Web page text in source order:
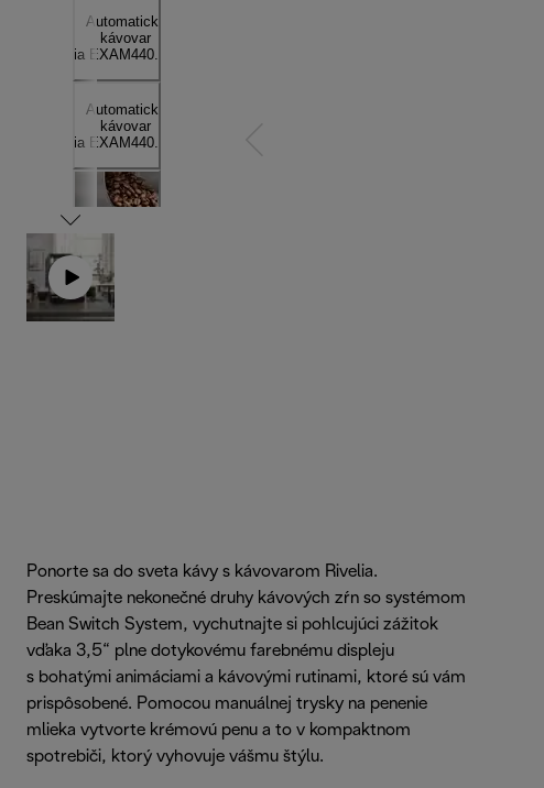
Ponorte sa do sveta kávy s kávovarom Rivelia.
Preskúmajte nekonečné druhy kávových zŕn so systémom
Bean Switch System, vychutnajte si pohlcujúci zážitok
vďaka 3,5“ plne dotykovému farebnému displeju
s bohatými animáciami a kávovými rutinami, ktoré sú vám
prispôsobené. Pomocou manuálnej trysky na penenie
mlieka vytvorte krémovú penu a to v kompaktnom
spotrebiči, ktorý vyhovuje vášmu štýlu.